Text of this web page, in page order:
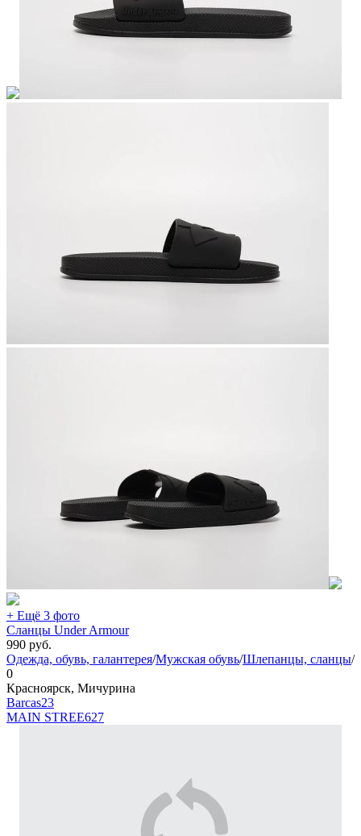
+ Ещё 3 фото
Сланцы Under Armour
990 руб.
Одежда, обувь, галантерея/Мужская обувь/Шлепанцы, сланцы/
0
Красноярск, Мичурина
Barcas23
MAIN STREE627